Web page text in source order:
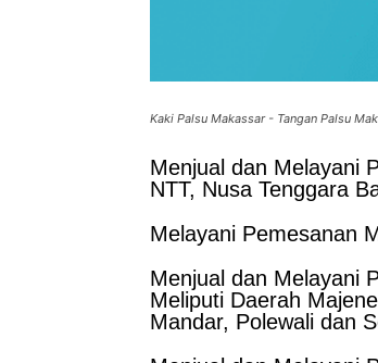
Kaki Palsu Makassar - Tangan Palsu
Menjual dan Melayani
NTT, Nusa Tenggara
Melayani Pemesanan
Menjual dan Melayani
Meliputi Daerah
Mandar, Polewali dan